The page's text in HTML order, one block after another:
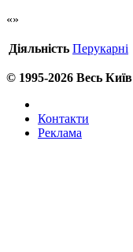
Діяльність Перукарні
© 1995-2026 Весь Київ
Контакти
Реклама